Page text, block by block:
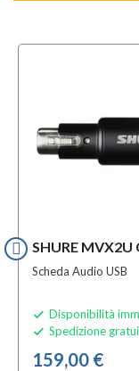
SHURE MVX2U
Scheda Audio USB
 Disponibilità
 Spedizione
159,00 €